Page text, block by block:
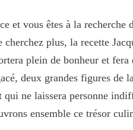
et vous êtes à la
plus, la recette
plein de bonheur et
deux grandes figures de
qui ne laissera personne
ensemble ce trésor